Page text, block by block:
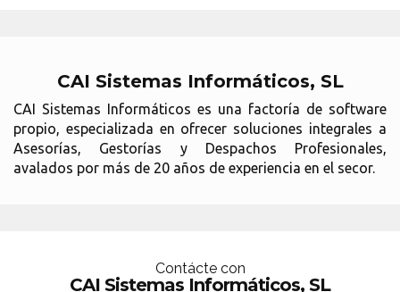
CAI Sistemas Informáticos, SL
CAI Sistemas Informáticos es una factoría de software
propio, especializada en ofrecer soluciones integrales a
Asesorías, Gestorías y Despachos Profesionales,
avalados por más de 20 años de experiencia en el secor.
Contácte con
CAI Sistemas Informáticos, SL